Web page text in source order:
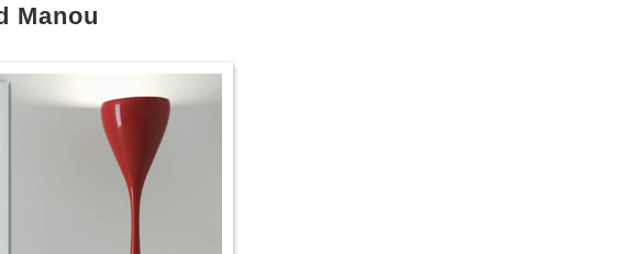
Manou